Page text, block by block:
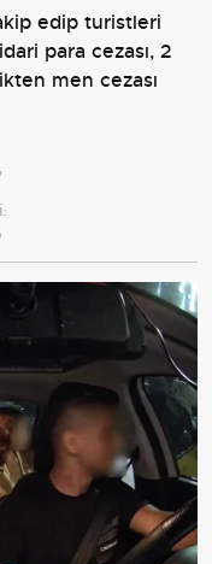
edip turistleri
para cezası, 2
men cezası